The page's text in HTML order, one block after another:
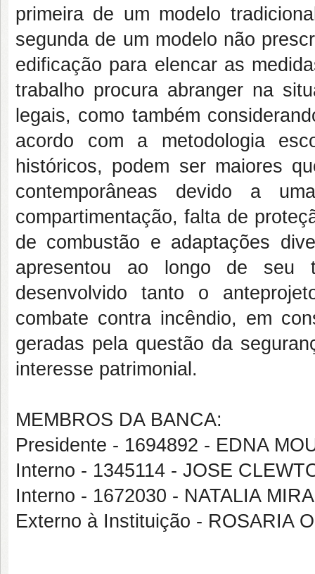
primeira de um modelo
segunda de um modelo não
edificação para elencar as
trabalho procura abranger na
legais, como também
acordo com a metodologia
históricos, podem ser maiores
contemporâneas devido a
compartimentação, falta de
de combustão e adaptações
apresentou ao longo de seu
desenvolvido tanto o
combate contra incêndio, em
geradas pela questão da
interesse patrimonial.
MEMBROS DA BANCA:
Presidente - 1694892 - EDNA
Interno - 1345114 - JOSE
Interno - 1672030 - NATALIA
Externo à Instituição - ROSARIA